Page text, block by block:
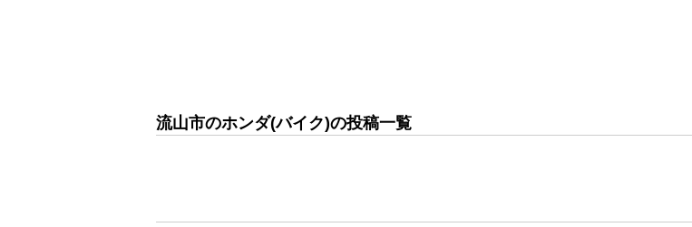
流山市のホンダ(バイク)の投稿一覧